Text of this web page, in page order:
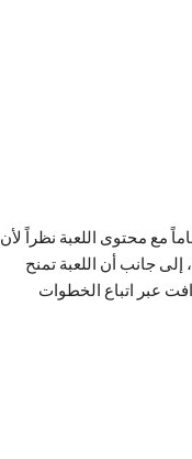
مع محتوى اللعبة نظراً لأن
إلى جانب أن اللعبة تمنح
عبر اتباع الخطوات